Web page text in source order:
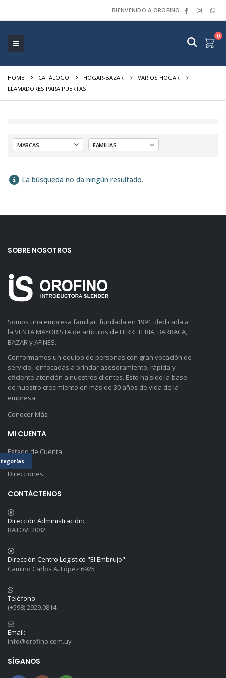
BIENVENIDO A OROFINO
0
HOME CATÁLOGO HOGAR-BAZAR
VARIOS HOGAR
LLAMADORES PARA PUERTAS
La búsqueda no da ningún resultado.
SOBRE NOSOTROS
Somos una empresa familiar, fundada en 1991, dedicada a
la VENTA MAYORISTA de artículos de FERRETERIA, BARRACA,
BAZAR y AFINES.
Conformamos un equipo de personas con gran vocación de
servicio, enfocadas a brindar asesoramiento, rápida y
eficiente atención a nuestros clientes. Esto ha sido la base
de nuestro crecimiento en más de 30 años de vida de la
empresa.
Conocer Más
MI CUENTA
Estado de Cuenta
Detalles
Direcciones
CONTÁCTENOS
Dirección Administración:
BATOVI 2082
Dirección Centro Logístico "El Embrujo":
Camino Carlos A. López 6925
Teléfono:
(+598) 2929.0814
Email:
info@orofino.com.uy
SÍGANOS